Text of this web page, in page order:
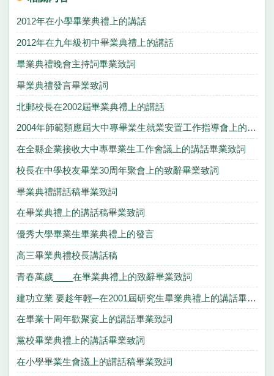
2012年在小學畢業典禮上的講話
2012年在九年級初中畢業典禮上的講話
畢業典禮晚會主持詞畢業致詞
畢業典禮發言畢業致詞
北郵校長在2002屆畢業典禮上的講話
2004年師範類應屆大中專畢業生就業安置工作指導會上的講話畢業致詞
在全縣企業接收大中專畢業生工作會議上的講話畢業致詞
校長在中學校友畢業30周年聚會上的致辭畢業致詞
畢業典禮講話稿畢業致詞
在畢業典禮上的講話稿畢業致詞
優秀大學畢業生畢業典禮上的發言
高三畢業典禮校長講話稿
青春萬歲____在畢業典禮上的致辭畢業致詞
建功立業 要趁年輕─在2001屆研究生畢業典禮上的講話畢業致詞
在畢業十周年歡聚宴上的講話畢業致詞
黨校畢業典禮上的講話畢業致詞
在小學畢業生會議上的講話稿畢業致詞